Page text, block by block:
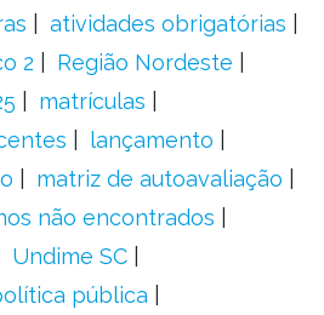
atividades obrigatórias
2
Região Nordeste
matrículas
lançamento
matriz de autoavaliação
não encontrados
Undime SC
pública